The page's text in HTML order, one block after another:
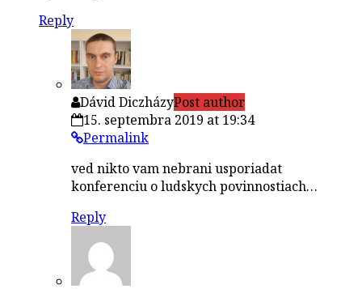
Reply
Dávid DiczházyPost author
15. septembra 2019 at 19:34
Permalink
ved nikto vam nebrani usporiadat
konferenciu o ludskych povinnostiach…
Reply